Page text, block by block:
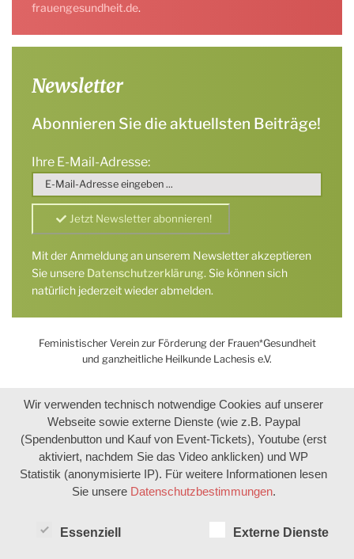
frauengesundheit.de.
Newsletter
Abonnieren Sie die aktuellsten Beiträge!
Ihre E-Mail-Adresse:
Mit der Anmeldung an unserem Newsletter akzeptieren
Sie unsere Datenschutzerklärung. Sie können sich
natürlich jederzeit wieder abmelden.
Feministischer Verein zur Förderung der Frauen*Gesundheit
und ganzheitliche Heilkunde Lachesis e.V.
Wir verwenden technisch notwendige Cookies auf unserer
Webseite sowie externe Dienste (wie z.B. Paypal
(Spendenbutton und Kauf von Event-Tickets), Youtube (erst
aktiviert, nachdem Sie das Video anklicken) und WP
Statistik (anonymisierte IP). Für weitere Informationen lesen
Sie unsere Datenschutzbestimmungen.
Essenziell Externe Dienste